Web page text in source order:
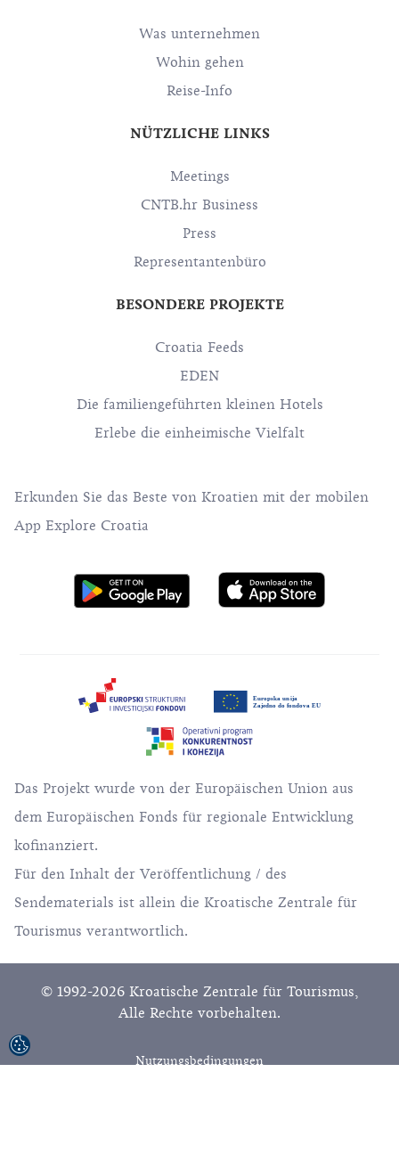
Was unternehmen
Wohin gehen
Reise-Info
NÜTZLICHE LINKS
Meetings
CNTB.hr Business
Press
Representantenbüro
BESONDERE PROJEKTE
Croatia Feeds
EDEN
Die familiengeführten kleinen Hotels
Erlebe die einheimische Vielfalt
Erkunden Sie das Beste von Kroatien mit der mobilen
App Explore Croatia
Das Projekt wurde von der Europäischen Union aus
dem Europäischen Fonds für regionale Entwicklung
kofinanziert.
Für den Inhalt der Veröffentlichung / des
Sendematerials ist allein die Kroatische Zentrale für
Tourismus verantwortlich.
© 1992-2026 Kroatische Zentrale für Tourismus,
Alle Rechte vorbehalten.
Nutzungsbedingungen